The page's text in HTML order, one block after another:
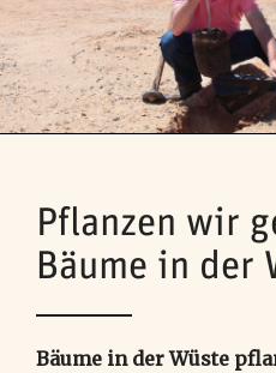
Pflanzen wir
Bäume in der
Bäume in der Wüste